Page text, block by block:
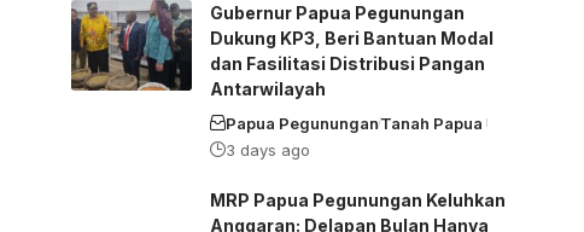
Gubernur Papua Pegunungan
Dukung KP3, Beri Bantuan Modal
dan Fasilitasi Distribusi Pangan
Antarwilayah
Papua PegununganTanah Papua
3 days ago
MRP Papua Pegunungan Keluhkan
Anggaran: Delapan Bulan Hanya